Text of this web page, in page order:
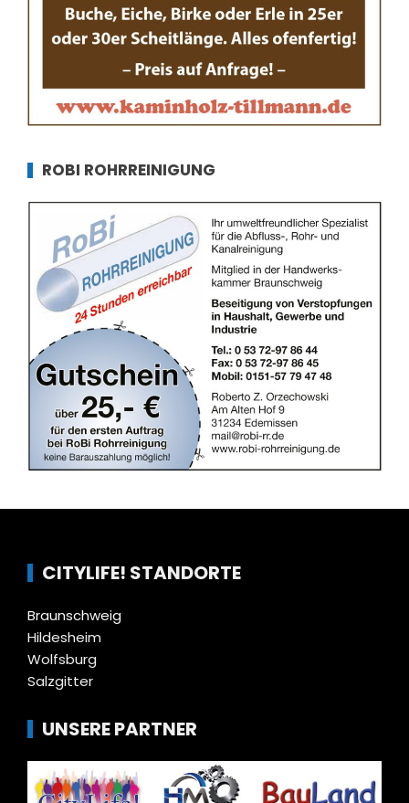
ROBI ROHRREINIGUNG
CITYLIFE! STANDORTE
Braunschweig
Hildesheim
Wolfsburg
Salzgitter
UNSERE PARTNER